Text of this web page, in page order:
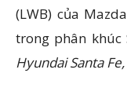
(LWB) của
trong phân khúc
Hyundai Santa